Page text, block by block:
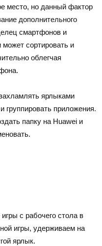
место, но данный фактор
дополнительного
смартфонов и
сортировать и
облегчая
ярлыками
группировать приложения.
папку на Huawei и
с рабочего стола в
игры, удерживаем на
ярлык.